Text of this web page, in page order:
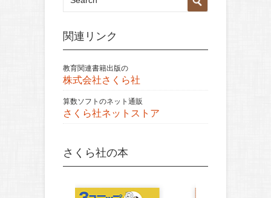
関連リンク
教育関連書籍出版の
株式会社さくら社
算数ソフトのネット通販
さくら社ネットストア
さくら社の本